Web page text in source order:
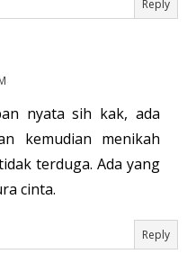
Reply
nyata sih kak, ada
kemudian menikah
terduga. Ada yang
cinta.
Reply